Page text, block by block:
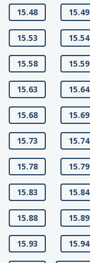
15.48 15.49
15.53 15.54
15.58 15.59
15.63 15.64
15.68 15.69
15.73 15.74
15.78 15.79
15.83 15.84
15.88 15.89
15.93 15.94